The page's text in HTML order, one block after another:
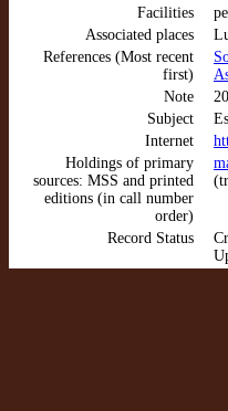
Facilities
Associated places
References (Most recent
first)
Note
Subject
Internet
Holdings of primary
sources: MSS and printed
editions (in call number
order)
Record Status